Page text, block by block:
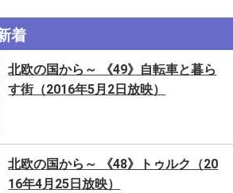
着
北欧の国から～ 《49》自転車と暮ら
す街（2016年5月2日放映）
北欧の国から～ 《48》トゥルク（20
16年4月25日放映）